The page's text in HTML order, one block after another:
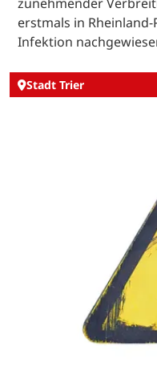
erstmals in
Infektion
Stadt Trier